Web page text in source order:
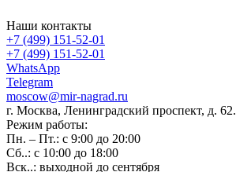
Наши контакты
+7 (499) 151-52-01
+7 (499) 151-52-01
WhatsApp
Telegram
moscow@mir-nagrad.ru
г. Москва, Ленинградский проспект, д. 62.
Режим работы:
Пн. – Пт.: с 9:00 до 20:00
Сб..: с 10:00 до 18:00
Вск..: выходной до сентября